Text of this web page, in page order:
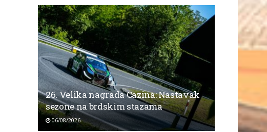
26. Velika nagrada Cazina: Nastavak
sezone na brdskim stazama
06/08/2026